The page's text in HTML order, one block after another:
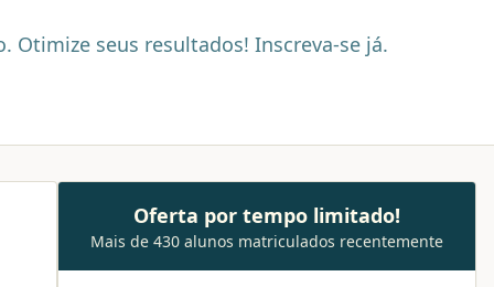
Otimize seus resultados! Inscreva-se já.
Oferta por tempo limitado!
Mais de 430 alunos matriculados recentemente